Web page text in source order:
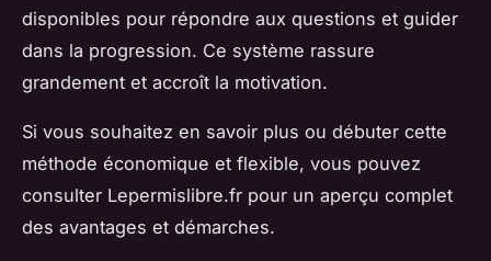
disponibles pour répondre aux questions et guider
dans la progression. Ce système rassure
grandement et accroît la motivation.
Si vous souhaitez en savoir plus ou débuter cette
méthode économique et flexible, vous pouvez
consulter Lepermislibre.fr pour un aperçu complet
des avantages et démarches.